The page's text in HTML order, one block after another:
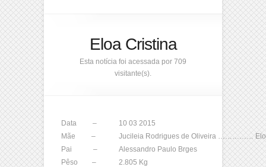
Eloa Cristina
Esta notícia foi acessada por 709
visitante(s).
Data –
10 03 2015
Mãe –
Jucileia Rodrigues de Oliveira ……………
Pai –
Alessandro Paulo Brges
Pêso –
2.805 Kg